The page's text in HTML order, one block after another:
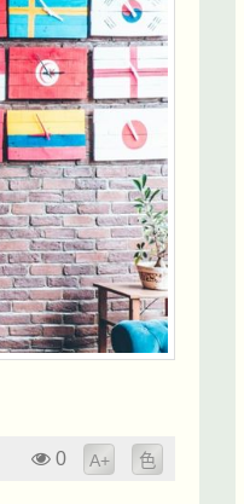
0 A+ 色